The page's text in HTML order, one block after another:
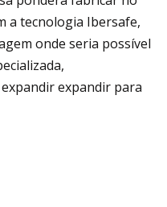
a tecnologia Ibersafe,
onde seria possível
expandir para